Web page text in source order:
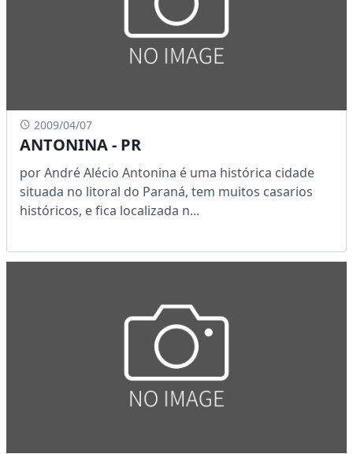
2009/04/07
ANTONINA - PR
por André Alécio Antonina é uma histórica cidade
situada no litoral do Paraná, tem muitos casarios
históricos, e fica localizada n...